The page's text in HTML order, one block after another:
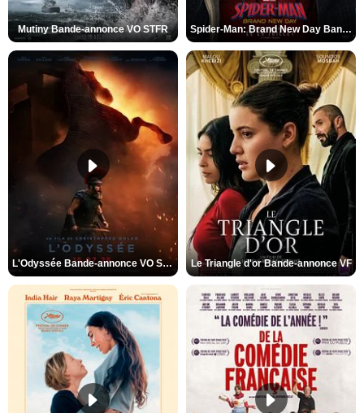
Mutiny Bande-annonce VO STFR Spider-Man: Brand New Day Bande-annonce VO STFR
L'Odyssée Bande-annonce VO STFR Le Triangle d'or Bande-annonce VF